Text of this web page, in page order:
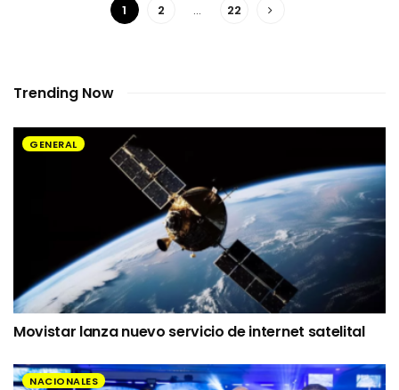
1 2 … 22
Trending Now
GENERAL
Movistar lanza nuevo servicio de internet satelital
NACIONALES